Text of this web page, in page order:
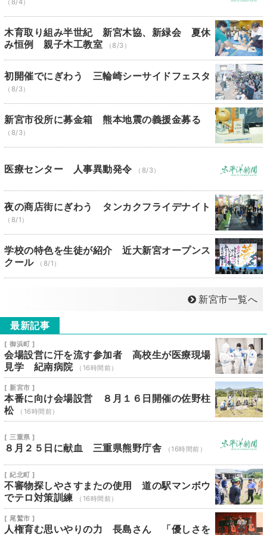
（8/4）
木育取り組み半世紀 新宮木協、新緑会 夏休
み恒例 親子木工教室
（8/3）
初開催でにぎわう 三輪崎シーサイドフェスタ
（8/3）
新宮市役所に募金箱 熊本地震の義援金募る
（8/3）
医療センター 人事異動発令 （8/3）
夜の商店街にぎわう タンカクフライデナイト
（8/1）
学校の特色を生徒が紹介 近大新宮オープンス
クール
（8/1）
新宮市一覧へ
最新記事
[ 御浜町 ]
会場設営に汗を流す参加者 高校生が医療現場
見学 紀南病院
（16時間前）
[ 新宮市 ]
本番に向け会場設営 ８月１６日開催の佐野柱
松
（16時間前）
[ 三重県 ]
８月２５日に献血 三重県熊野庁舎 （16時間前）
[ 紀北町 ]
不審物探しやさすまたの使用 道の駅マンボウ
でテロ対策訓練
（16時間前）
[ 尾鷲市 ]
人権育む思いやりの力 長島さん 「優しさを